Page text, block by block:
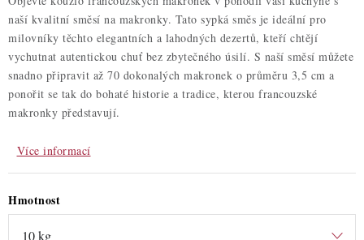
naší kvalitní směsí na makronky. Tato sypká směs je ideální pro
milovníky těchto elegantních a lahodných dezertů, kteří chtějí
vychutnat autentickou chuť bez zbytečného úsilí. S naší směsí můžete
snadno připravit až 70 dokonalých makronek o průměru 3,5 cm a
ponořit se tak do bohaté historie a tradice, kterou francouzské
makronky představují.
Více informací
Hmotnost